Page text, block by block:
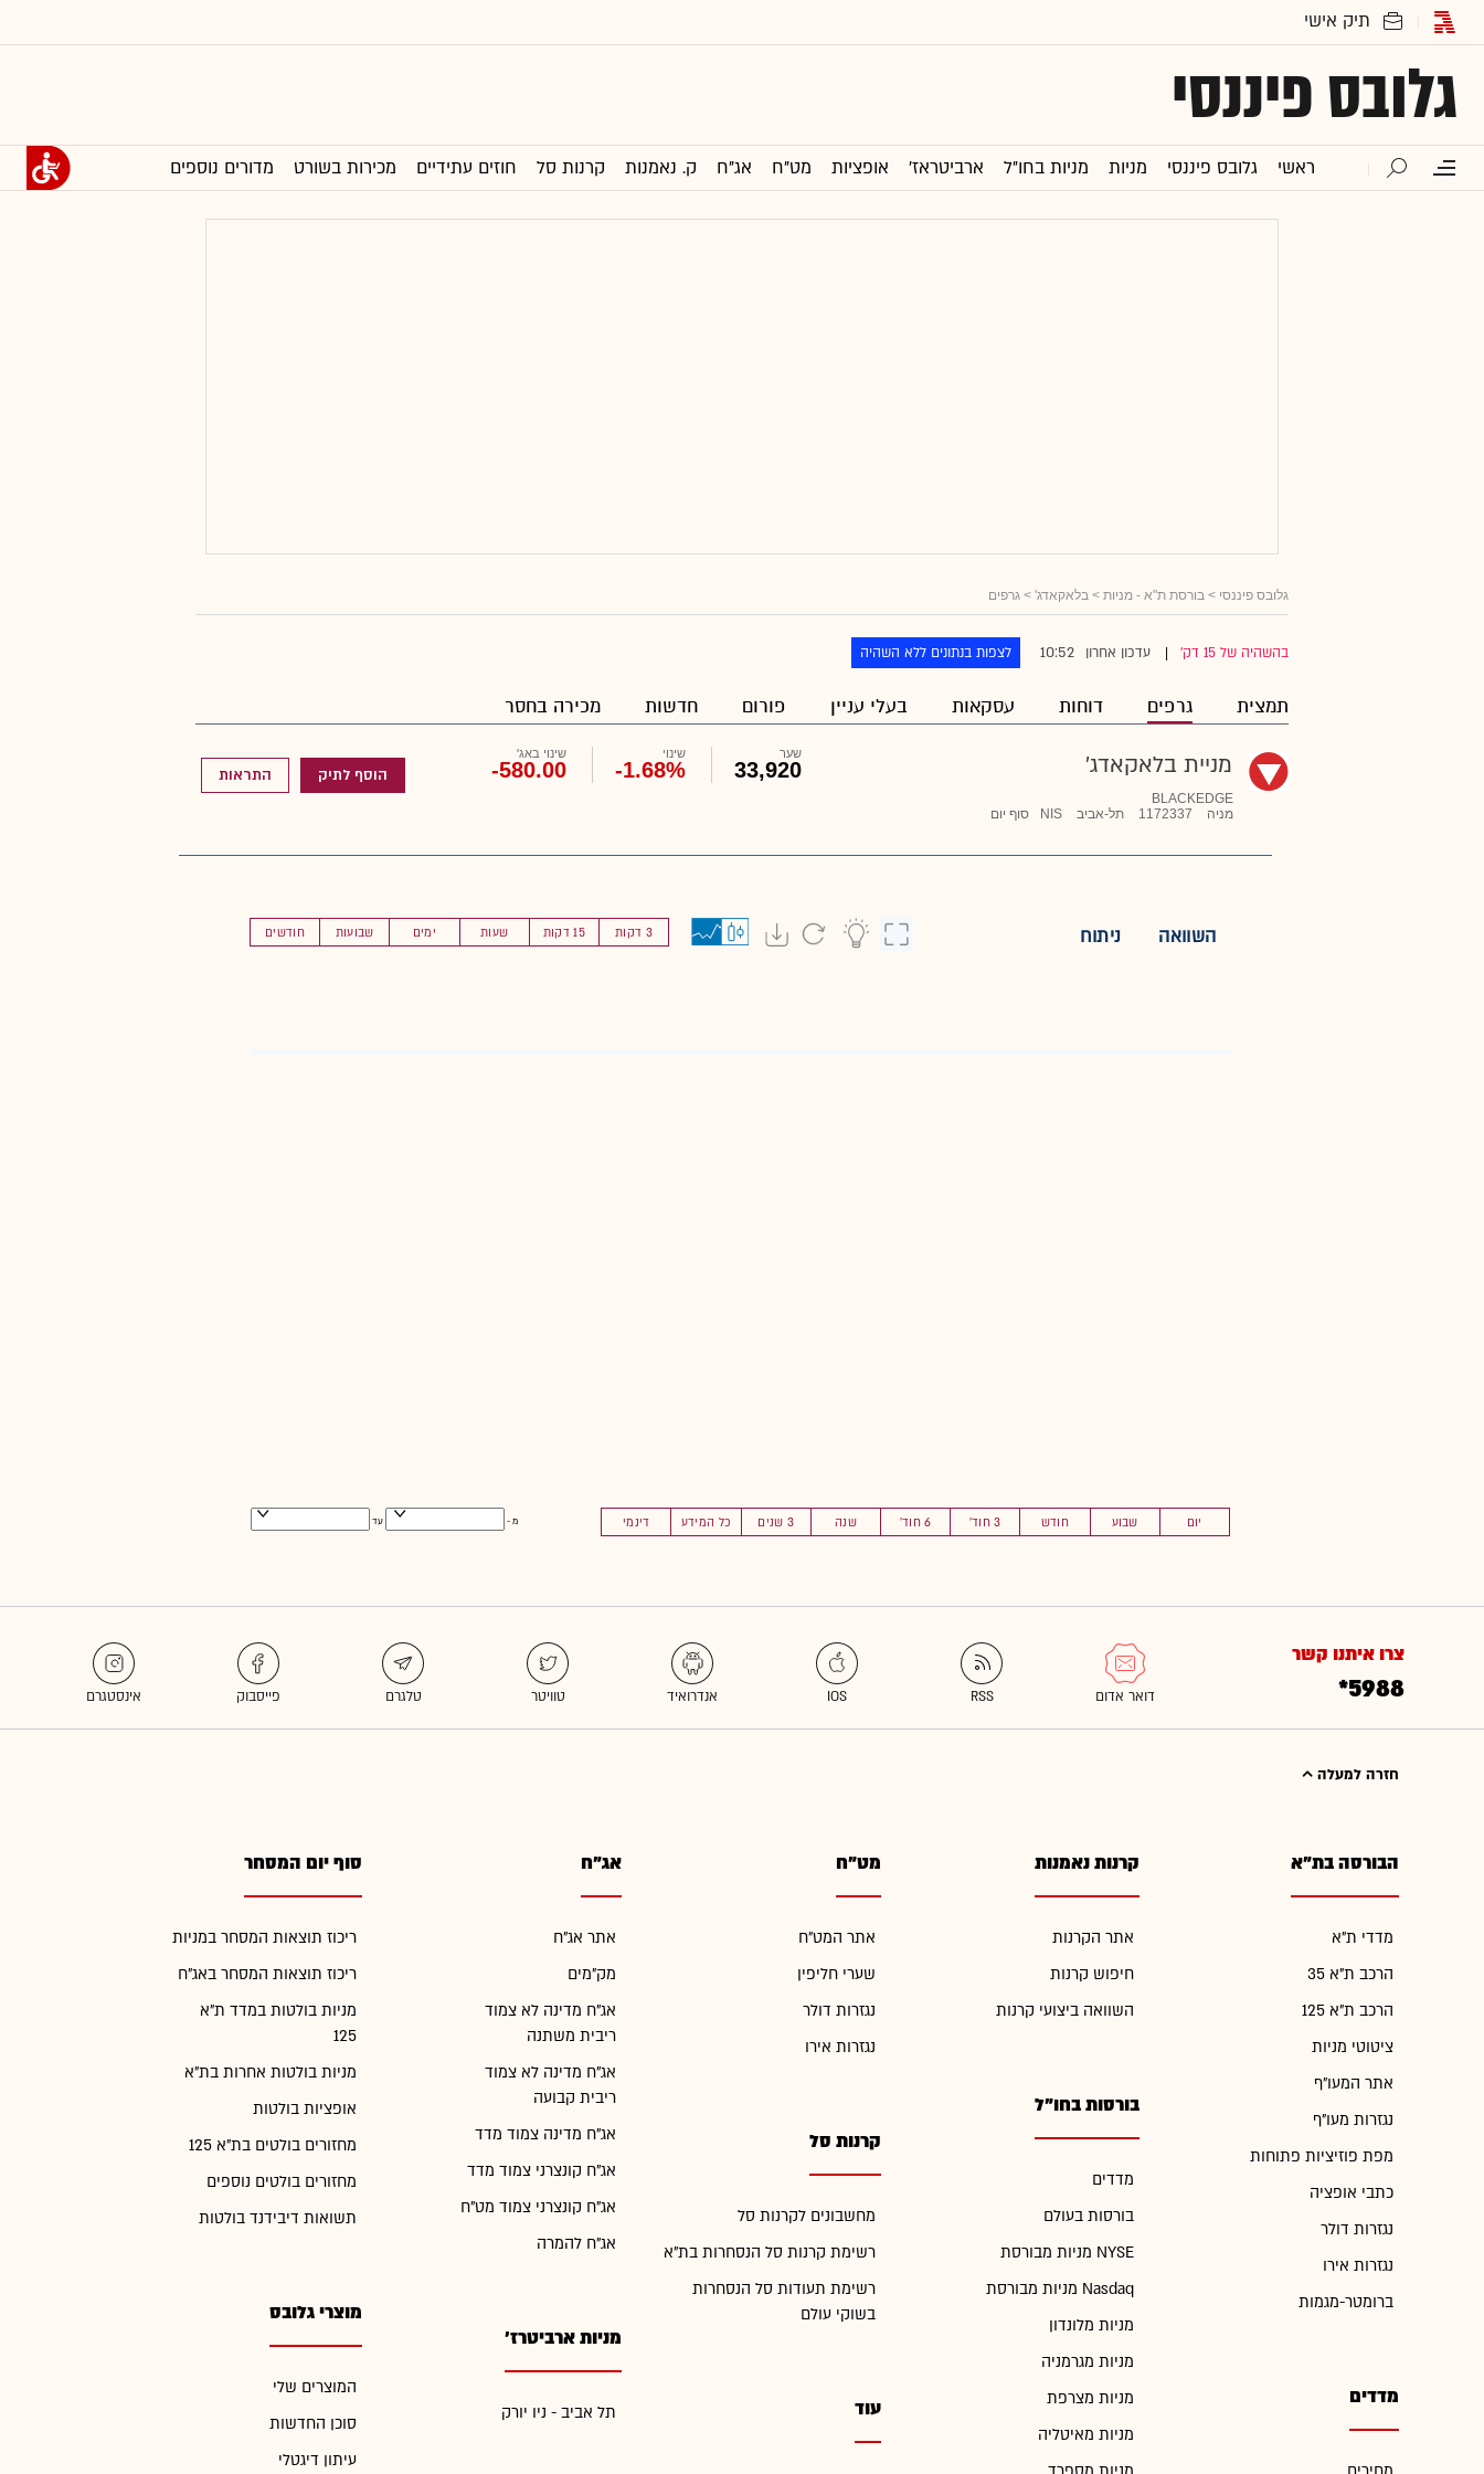
גלובס פיננסי
ראשי גלובס פיננסי מניות מניות בחו"ל ארביטראז' אופציות מט"ח אג"ח ק. נאמנות קרנות סל חוזים עתידיים מכירות בשורט מדורים נוספים
גלובס פיננסי > בורסת ת"א - מניות > בלאקאדג' > גרפים
בהשהיה של 15 דק' עדכון אחרון 10:52 לצפות בנתונים ללא השהיה
תמצית גרפים דוחות עסקאות בעלי עניין פורום חדשות מכירה בחסר
מניית בלאקאדג'
BLACKEDGE
מניה
1172337 תל-אביב NIS סוף יום
שער
33,920
שינוי
-1.68%
שינוי באג'
-580.00 הוסף לתיק התראות
חודשים שבועות ימים שעות 15 דקות 3 דקות השוואה ניתוח
יום שבוע חודש 3 חוד' 6 חוד' שנה 3 שנים כל המידע דינמי מ - עד
צרו איתנו קשר
*5988
חזרה למעלה
הבורסה בת"א
מדדי ת"א
הרכב ת"א 35
הרכב ת"א 125
ציטוטי מניות
אתר המעו"ף
נגזרות מעו"ף
מפת פוזיציות פתוחות
כתבי אופציה
נגזרות דולר
נגזרות אירו
ברומטר-מגמות
מדדים
קרנות נאמנות
אתר הקרנות
חיפוש קרנות
השוואה ביצועי קרנות
בורסות בחו"ל
מדדים
בורסות בעולם
מניות מבורסת NYSE
מניות מבורסת Nasdaq
מניות מלונדון
מניות מגרמניה
מניות מצרפת
מניות מאיטליה
מט"ח
אתר המט"ח
שערי חליפין
נגזרות דולר
נגזרות אירו
קרנות סל
מחשבונים לקרנות סל
רשימת קרנות סל הנסחרות בת"א
רשימת תעודות סל הנסחרות
בשוקי עולם
עוד
אג"ח
אתר אג"ח
מק"מים
אג"ח מדינה לא צמוד
ריבית משתנה
אג"ח מדינה לא צמוד
ריבית קבועה
אג"ח מדינה צמוד מדד
אג"ח קונצרני צמוד מדד
אג"ח קונצרני צמוד מט"ח
אג"ח להמרה
מניות ארביטרז'
תל אביב - ניו יורק
סוף יום המסחר
ריכוז תוצאות המסחר במניות
ריכוז תוצאות המסחר באג"ח
מניות בולטות במדד ת"א
125
מניות בולטות אחרות בת"א
אופציות בולטות
מחזורים בולטים בת"א 125
מחזורים בולטים נוספים
תשואות דיבידנד בולטות
מוצרי גלובס
המוצרים שלי
סוכן החדשות
עיתון דיגטלי